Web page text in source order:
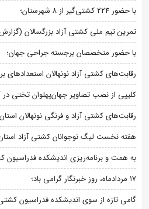
با حضور ۲۲۴ کشتی‌گیر از ۸ شهرستان؛
تمرین تیم ملی کشتی آزاد بزرگسالان
با حضور متخصصان برجسته جراحی جهان؛
رقابت‌های کشتی آزاد نونهالان استعدادهای
کلیپی از نصب تصاویر جهان‌پهلوان تختی
رقابت‌های کشتی آزاد و فرنگی نونهالان استان
هفته نخست لیگ نوجوانان کشتی آزاد
به همت و برنامه‌ریزی اندیشکده فدراسیون
۱۷ مردادماه، روز خبرنگار گرامی باد؛
گامی تازه از سوی اندیشکده فدراسیون